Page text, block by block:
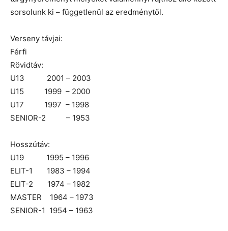
sorsolunk ki – függetlenül az eredménytől.
Verseny távjai:
Férfi
Rövidtáv:
U13 2001 – 2003
U15 1999 – 2000
U17 1997 – 1998
SENIOR-2 – 1953
Hosszútáv:
U19 1995 – 1996
ELIT-1 1983 – 1994
ELIT-2 1974 – 1982
MASTER 1964 – 1973
SENIOR-1 1954 – 1963